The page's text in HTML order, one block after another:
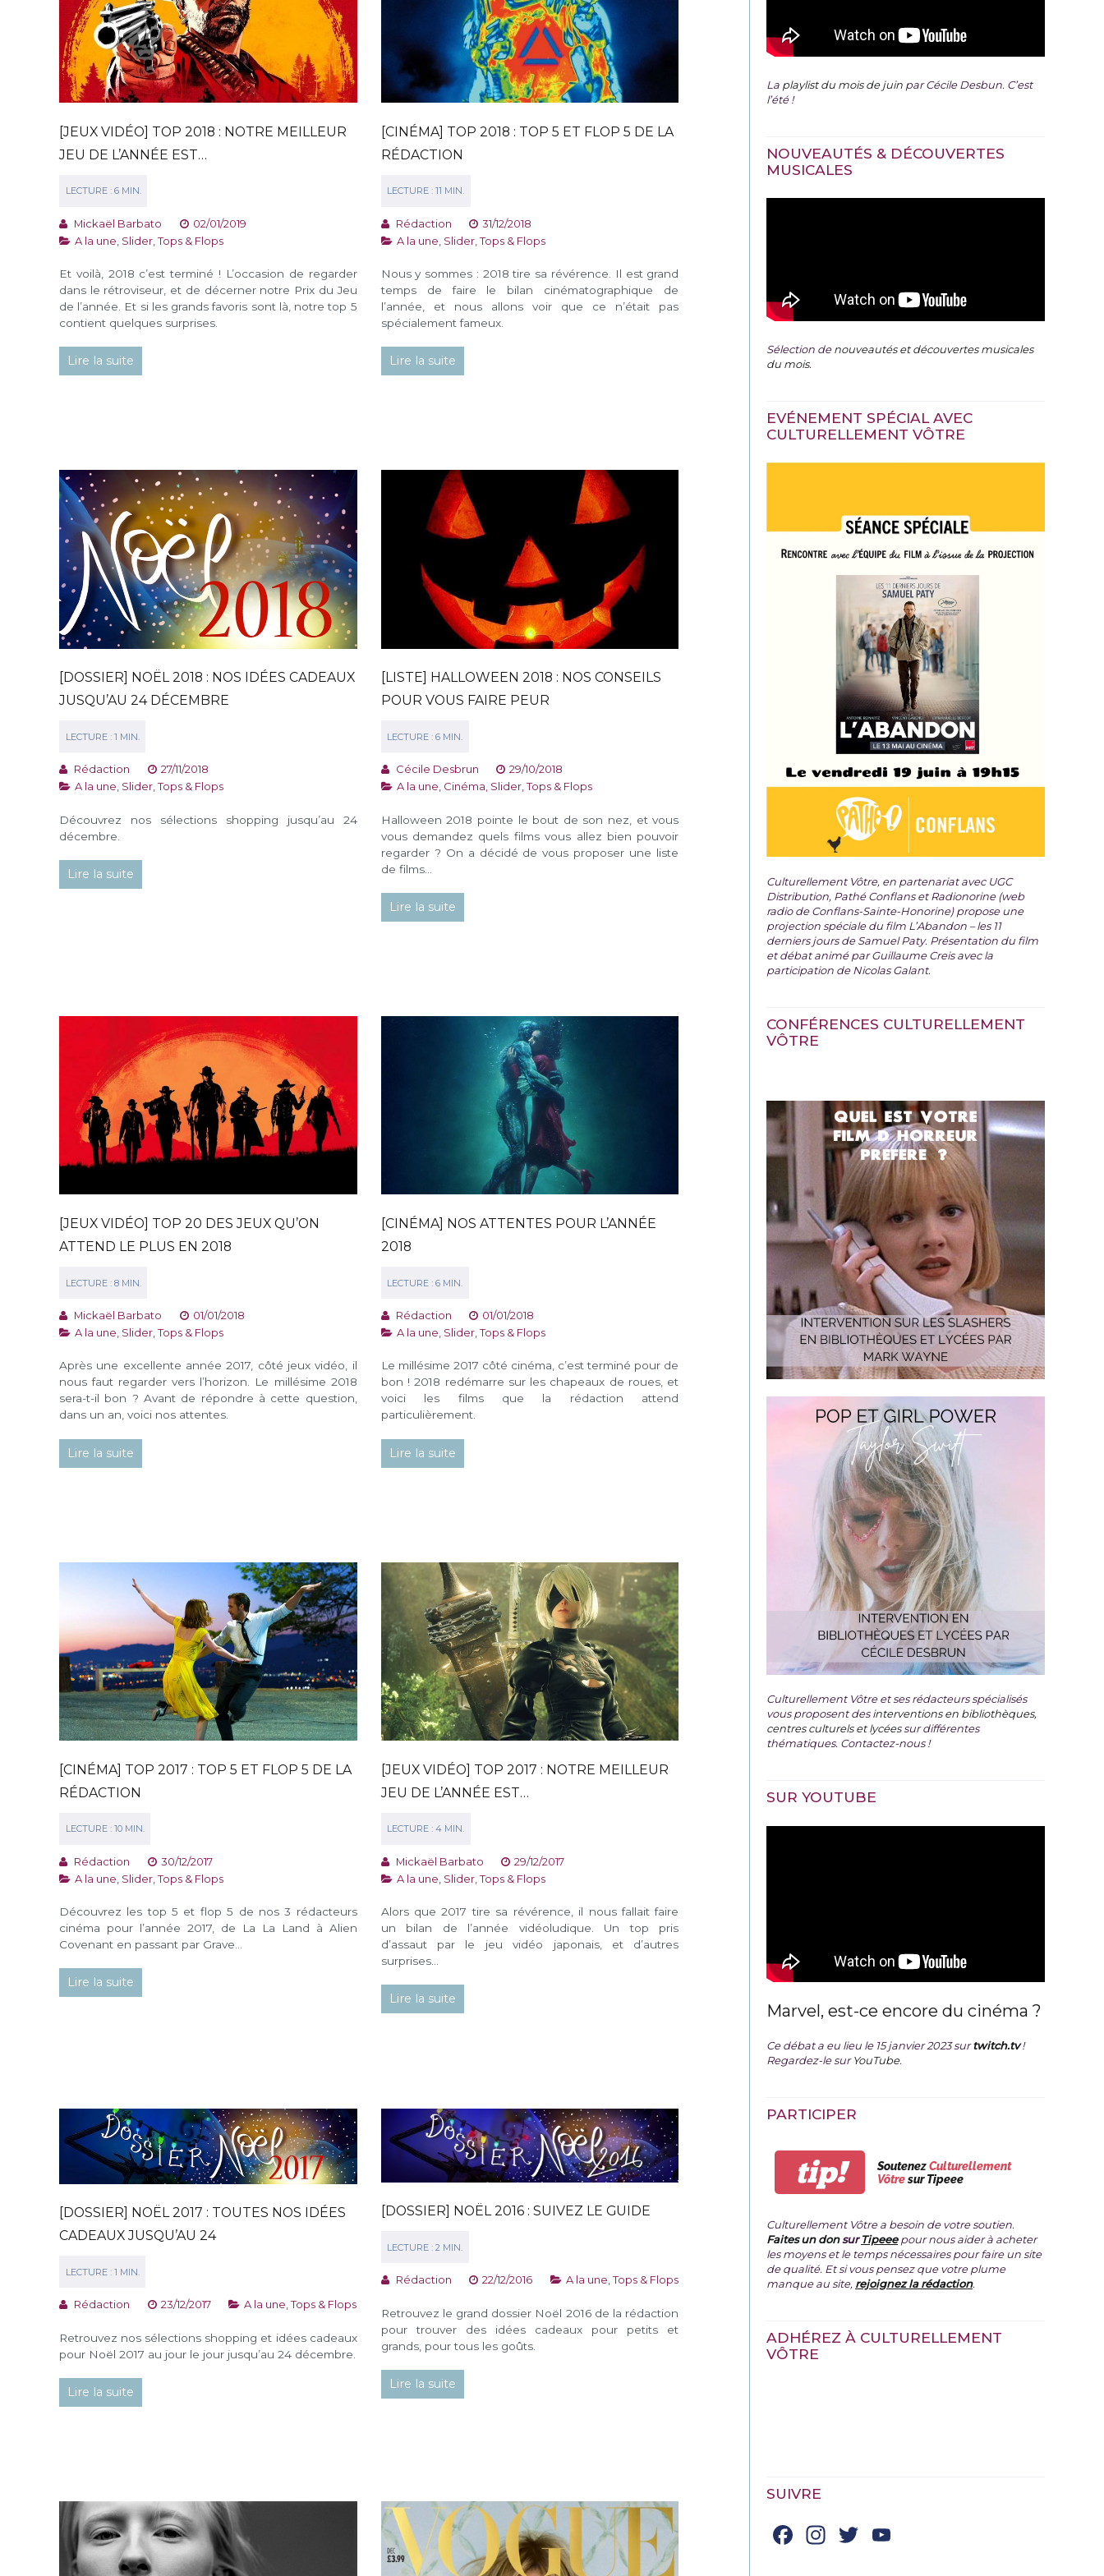
[JEUX VIDÉO] TOP 2018 : NOTRE MEILLEUR
JEU DE L’ANNÉE EST…
Mickaël Barbato
02/01/2019
A la une Slider ,Tops & Flops
Et voilà, 2018 c’est terminé ! L’occasion de regarder
dans le rétroviseur, et de décerner notre Prix du Jeu
de l’année. Et si les grands favoris sont là, notre top 5
contient quelques surprises.
Lire la suite
[CINÉMA] TOP 2018 : TOP 5 ET FLOP 5 DE LA
RÉDACTION
Rédaction
31/12/2018
A la une Slider,Tops & Flops
Nous y sommes : 2018 tire sa révérence. Il est grand
temps de faire le bilan cinématographique de
l’année, et nous allons voir que ce n’était pas
spécialement fameux.
Lire la suite
[DOSSIER] NOËL 2018 : NOS IDÉES CADEAUX
JUSQU’AU 24 DÉCEMBRE
Rédaction
27/11/2018
A la une, Slider,Tops & Flops
Découvrez nos sélections shopping jusqu’au 24
décembre.
Lire la suite
[LISTE] HALLOWEEN 2018 : NOS CONSEILS
POUR VOUS FAIRE PEUR
Cécile Desbrun
29/10/2018
A la une, Cinéma, Slider,Tops & Flops
Halloween 2018 pointe le bout de son nez, et vous
vous demandez quels films vous allez bien pouvoir
regarder ? On a décidé de vous proposer une liste
de films…
Lire la suite
[JEUX VIDÉO] TOP 20 DES JEUX QU’ON
ATTEND LE PLUS EN 2018
Mickaël Barbato
01/01/2018
A la une Slider ,Tops & Flops
Après une excellente année 2017, côté jeux vidéo, il
nous faut regarder vers l’horizon. Le millésime 2018
sera-t-il bon ? Avant de répondre à cette question,
dans un an, voici nos attentes.
Lire la suite
[CINÉMA] NOS ATTENTES POUR L’ANNÉE
2018
Rédaction
01/01/2018
A la une Slider,Tops & Flops
Le millésime 2017 côté cinéma, c’est terminé pour de
bon ! 2018 redémarre sur les chapeaux de roues, et
voici les films que la rédaction attend
particulièrement.
Lire la suite
[CINÉMA] TOP 2017 : TOP 5 ET FLOP 5 DE LA
RÉDACTION
Rédaction
30/12/2017
A la une Slider ,Tops & Flops
Découvrez les top 5 et flop 5 de nos 3 rédacteurs
cinéma pour l’année 2017, de La La Land à Alien
Covenant en passant par Grave…
Lire la suite
[JEUX VIDÉO] TOP 2017 : NOTRE MEILLEUR
JEU DE L’ANNÉE EST…
Mickaël Barbato
29/12/2017
A la une Slider,Tops & Flops
Alors que 2017 tire sa révérence, il nous fallait faire
un bilan de l’année vidéoludique. Un top pris
d’assaut par le jeu vidéo japonais, et d’autres
surprises…
Lire la suite
[DOSSIER] NOËL 2017 : TOUTES NOS IDÉES
CADEAUX JUSQU’AU 24
Rédaction 23/12/2017 A la une,Tops & Flops
Retrouvez nos sélections shopping et idées cadeaux
pour Noël 2017 au jour le jour jusqu’au 24 décembre.
Lire la suite
[DOSSIER] NOËL 2016 : SUIVEZ LE GUIDE
Rédaction 22/12/2016 A la une ,Tops & Flops
Retrouvez le grand dossier Noël 2016 de la rédaction
pour trouver des idées cadeaux pour petits et
grands, pour tous les goûts.
Lire la suite
La playlist du mois de juin par Cécile Desbun. C’est
l’été !
NOUVEAUTÉS & DÉCOUVERTES
MUSICALES
Sélection denouveautés et découvertes musicales
du mois.
EVÉNEMENT SPÉCIAL AVEC
CULTURELLEMENT VÔTRE
Culturellement Vôtre, en partenariat avec UGC
Distribution, Pathé Conflans et Radionorine (web
radio de Conflans-Sainte-Honorine) propose une
projection spéciale du film L’Abandon – les 11
derniers jours de Samuel Paty. Présentation du film
et débat animé par Guillaume Creis avec la
participation de Nicolas Galant.
CONFÉRENCES CULTURELLEMENT
VÔTRE
Culturellement Vôtre et ses rédacteurs spécialisés
vous proposent desinterventions en bibliothèques,
centres culturels et lycéessur différentes
thématiques. Contactez-nous !
SUR YOUTUBE
Marvel, est-ce encore du cinéma ?
Ce débat a eu lieu le 15 janvier 2023 surtwitch.tv !
Regardez-le surYouTube.
PARTICIPER
tip! SoutenezCulturellement
Vôtresur Tipeee
Culturellement Vôtre a besoin de votre soutien.
Faites un donsurTipeeepour nous aider à acheter
les moyens et le temps nécessaires pour faire un site
de qualité. Et si vous pensez que votre plume
manque au site, rejoignez la rédaction.
ADHÉREZ À CULTURELLEMENT
VÔTRE
SUIVRE
Facebook
Instagram
Twitter